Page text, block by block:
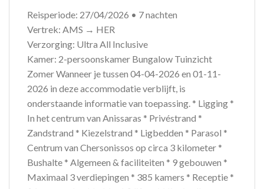
Reisperiode: 27/04/2026 • 7 nachten
Vertrek: AMS → HER
Verzorging: Ultra All Inclusive
Kamer: 2-persoonskamer Bungalow Tuinzicht
Zomer Wanneer je tussen 04-04-2026 en 01-11-
2026 in deze accommodatie verblijft, is
onderstaande informatie van toepassing. * Ligging *
In het centrum van Anissaras * Privéstrand *
Zandstrand * Kiezelstrand * Ligbedden * Parasol *
Centrum van Chersonissos op circa 3 kilometer *
Bushalte * Algemeen & faciliteiten * 9 gebouwen *
Maximaal 3 verdiepingen * 385 kamers * Receptie *